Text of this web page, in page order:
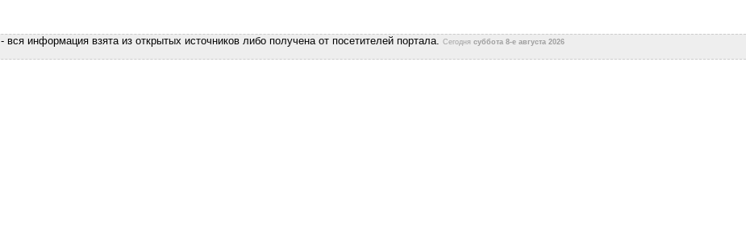
- вся информация взята из открытых источников либо получена от посетителей портала. Сегодня суббота 8-е августа 2026